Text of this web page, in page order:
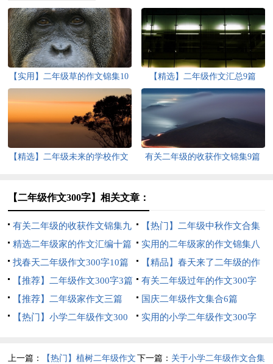
【实用】二年级草的作文锦集10
【精选】二年级作文汇总9篇
【精选】二年级未来的学校作文
有关二年级的收获作文锦集9篇
【二年级作文300字】相关文章：
有关二年级的收获作文锦集九
篇
【热门】二年级中秋作文合集
七篇
精选二年级家的作文汇编十篇
实用的二年级家的作文锦集八
篇
找春天二年级作文300字10篇
【精品】春天来了二年级的作
文5篇
【推荐】二年级作文300字3篇
有关二年级过年的作文300字
八篇
【推荐】二年级家作文三篇
国庆二年级作文集合6篇
【热门】小学二年级作文300
实用的小学二年级作文300字
上一篇： 【热门】植树二年级作文 下一篇： 关于小学二年级作文合集